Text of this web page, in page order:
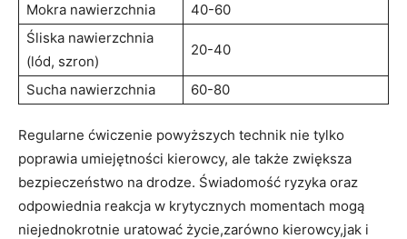
Mokra nawierzchnia
40-60
Śliska nawierzchnia
(lód, szron)
20-40
Sucha nawierzchnia 60-80
Regularne ćwiczenie powyższych technik nie tylko
poprawia umiejętności kierowcy, ale także zwiększa
bezpieczeństwo na drodze. Świadomość ryzyka oraz
odpowiednia reakcja w krytycznych momentach mogą
niejednokrotnie uratować życie,zarówno kierowcy,jak i